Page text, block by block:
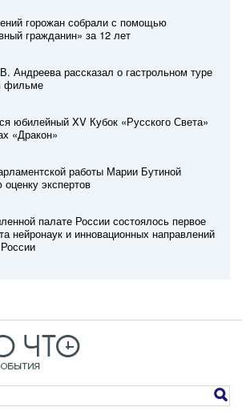
горожан собрали с помощью
гражданин» за 12 лет
Андреева рассказал о гастрольном туре
фильме
юбилейный XV Кубок «Русского Света»
«Дракон»
работы Марии Бутиной
экспертов
палате России состоялось первое
нейронаук и инновационных направлений